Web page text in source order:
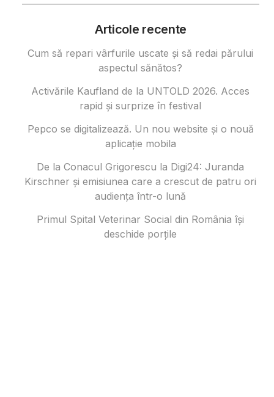
Articole recente
Cum să repari vârfurile uscate și să redai părului
aspectul sănătos?
Activările Kaufland de la UNTOLD 2026. Acces
rapid și surprize în festival
Pepco se digitalizează. Un nou website și o nouă
aplicație mobila
De la Conacul Grigorescu la Digi24: Juranda
Kirschner și emisiunea care a crescut de patru ori
audiența într-o lună
Primul Spital Veterinar Social din România își
deschide porțile